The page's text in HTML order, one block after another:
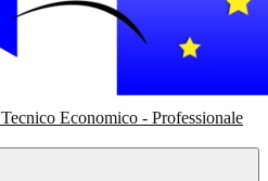
Tecnico Economico - Professionale